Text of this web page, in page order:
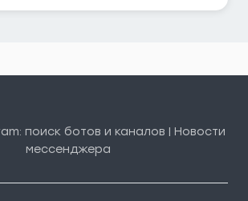
поиск ботов и каналов | Новости
мессенджера